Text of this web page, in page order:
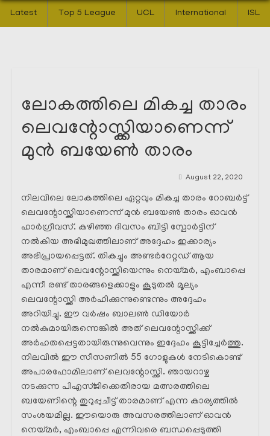
Latest Top 5 League UCL International ISL
ലോകത്തിലെ മികച്ച താരം
ലെവന്റോസ്ക്കിയാണെന്ന്
മുൻ ബയേൺ താരം
August 22, 2020
നിലവിലെ ലോകത്തിലെ ഏറ്റവും മികച്ച താരം റോബർട്ട്‌
ലെവന്റോസ്ക്കിയാണെന്ന് മുൻ ബയേൺ താരം ഓവൻ
ഹാർഗ്രീവസ്. കഴിഞ്ഞ ദിവസം ബിട്ടി സ്പോർട്ടിന്
നൽകിയ അഭിമുഖത്തിലാണ് അദ്ദേഹം ഇക്കാര്യം
അഭിപ്രായപ്പെട്ടത്. തികച്ചും അണ്ടർറേറ്റഡ് ആയ
താരമാണ് ലെവന്റോസ്ക്കിയെന്നും നെയ്മർ, എംബാപ്പെ
എന്നീ രണ്ട് താരങ്ങളെക്കാളും കൂടുതൽ മൂല്യം
ലെവന്റോസ്ക്കി അർഹിക്കുന്നുണ്ടെന്നും അദ്ദേഹം
അറിയിച്ചു. ഈ വർഷം ബാലൺ ഡിയോർ
നൽകുമായിരുന്നെങ്കിൽ അത്‌ ലെവന്റോസ്ക്കിക്ക്
അർഹതപ്പെട്ടതായിരുന്നുവെന്നും ഇദ്ദേഹം കൂട്ടിച്ചേർത്തു.
നിലവിൽ ഈ സീസണിൽ 55 ഗോളുകൾ നേടികൊണ്ട്
അപാരഫോമിലാണ് ലെവന്റോസ്ക്കി. ഞായറാഴ്ച
നടക്കുന്ന പിഎസ്ജിക്കെതിരായ മത്സരത്തിലെ
ബയേണിന്റെ തുറുപ്പുചീട്ട് താരമാണ് എന്ന കാര്യത്തിൽ
സംശയമില്ല. ഈയൊരു അവസരത്തിലാണ് ഓവൻ
നെയ്മർ, എംബാപ്പെ എന്നിവരെ ബന്ധപ്പെടുത്തി